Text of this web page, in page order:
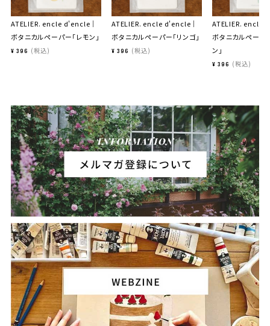
ATELIER. encle d'encle｜
ボタニカルペーパー「レモン」
¥ 396 税込
ATELIER. encle d'encle｜
ボタニカルペーパー「リンゴ」
¥ 396 税込
ATELIER. encle
ボタニカルペーパ
ン」
¥ 396 税込